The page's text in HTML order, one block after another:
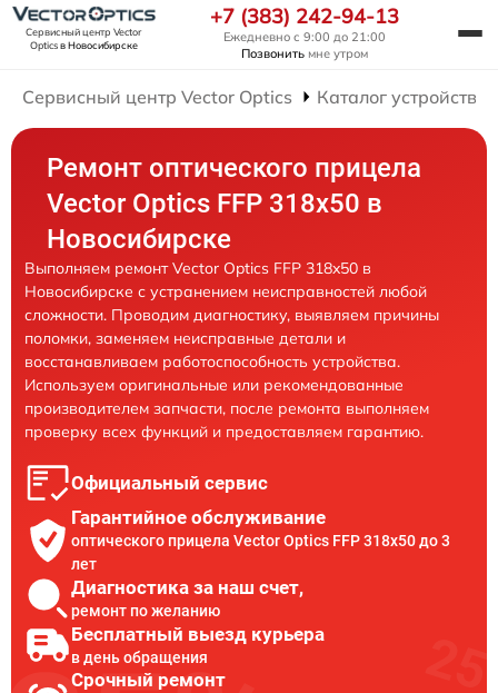
Сервисный центр Vector
Opticsв Новосибирске
+7 (383) 242-94-13
Ежедневно с 9:00 до 21:00
Позвонить мне утром
Сервисный центр Vector Optics Каталог устройств
Ремонт оптического прицела
Vector Optics FFP 318x50 в
Новосибирске
Выполняем ремонт Vector Optics FFP 318x50 в
Новосибирске с устранением неисправностей любой
сложности. Проводим диагностику, выявляем причины
поломки, заменяем неисправные детали и
восстанавливаем работоспособность устройства.
Используем оригинальные или рекомендованные
производителем запчасти, после ремонта выполняем
проверку всех функций и предоставляем гарантию.
Официальный сервис
Гарантийное обслуживание
оптического прицела Vector Optics FFP 318x50 до 3
лет
Диагностика за наш счет,
ремонт по желанию
Бесплатный выезд курьера
в день обращения
Срочный ремонт